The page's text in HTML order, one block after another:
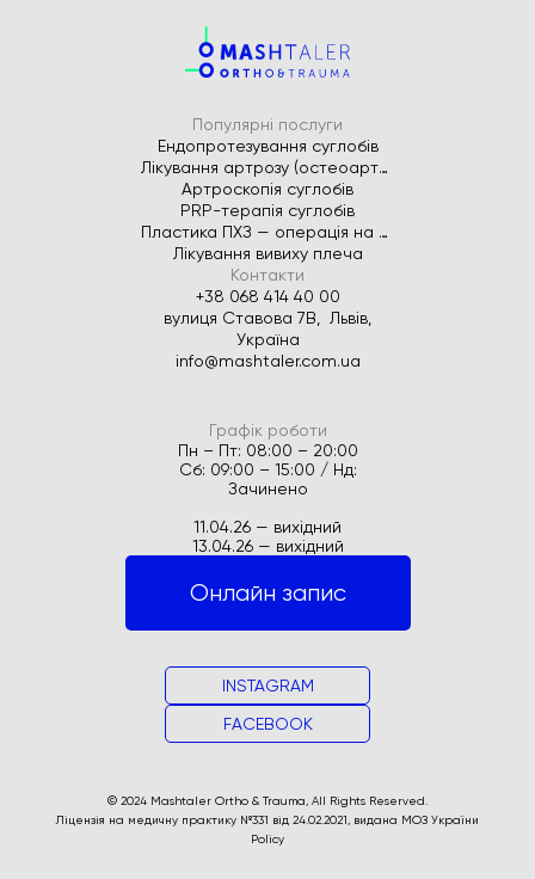
Популярні послуги
Ендопротезування суглобів
Лікування артрозу (остеоартрозу)
Артроскопія суглобів
PRP-терапія суглобів
Пластика ПХЗ — операція на передню хрестоподібну зв’язку
Лікування вивиху плеча
Контакти
+38 068 414 40 00
вулиця Ставова 7В, Львів,
Україна
info@mashtaler.com.ua
Графік роботи
Пн – Пт: 08:00 – 20:00
Сб: 09:00 – 15:00 / Нд:
Зачинено
11.04.26 — вихідний
13.04.26 — вихідний
Онлайн запис
INSTAGRAM
FACEBOOK
© 2024 Mashtaler Ortho & Trauma, All Rights Reserved.
Ліцензія на медичну практику №331 від 24.02.2021, видана МОЗ України
Policy